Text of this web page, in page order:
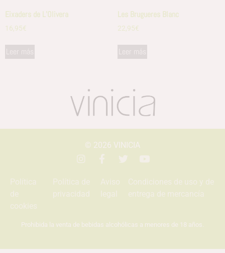
Eixaders de L’Olivera
16,95€
Leer más
Les Brugueres Blanc
22,95€
Leer más
© 2026 VINICIA
Política
de
cookies
Política de
privacidad
Aviso
legal
Condiciones de uso y de
entrega de mercancía
Prohibida la venta de bebidas alcohólicas a menores de 18 años.